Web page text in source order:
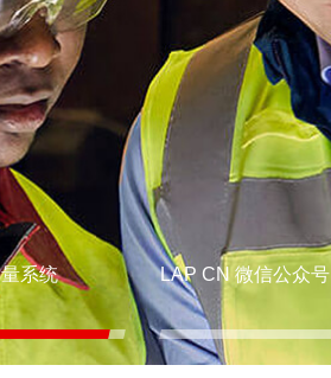
系统 LAP CN 微信公众号